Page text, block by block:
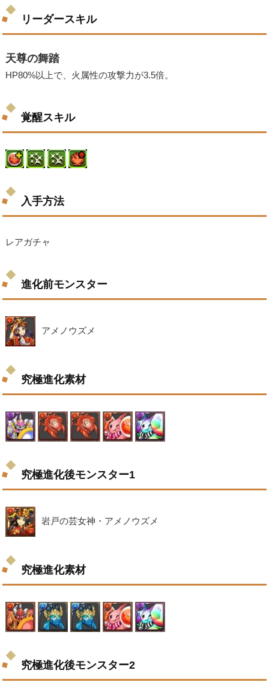
リーダースキル
天尊の舞踏
HP80%以上で、火属性の攻撃力が3.5倍。
覚醒スキル
入手方法
レアガチャ
進化前モンスター
アメノウズメ
究極進化素材
究極進化後モンスター1
岩戸の芸女神・アメノウズメ
究極進化素材
究極進化後モンスター2